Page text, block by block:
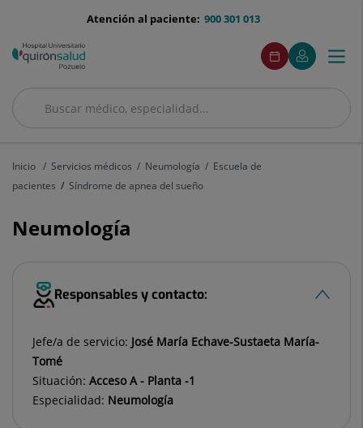
menu-
900 301 013
Atención al paciente:
Buscar
Buscar
menuAcceso
Pedir
cita
Este
enlace
se
en
Mi
Quirónsalud
Este
enlace
se
en
ventana
nueva.
Menú
Inicio Servicios médicos Neumología
Escuela de
pacientes
Síndrome de apnea del sueño
Neumología
Responsables y contacto:
Jefe/a de servicio: José María Echave-Sustaeta María-
Tomé
Situación: Acceso A - Planta -1
Especialidad: Neumología